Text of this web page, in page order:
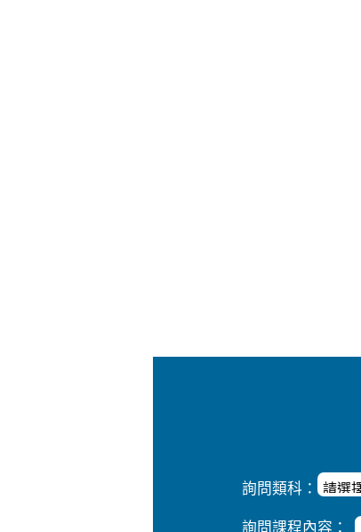
詢問類科：
詢問課程內容：